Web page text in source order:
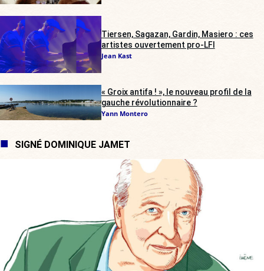
Tiersen, Sagazan, Gardin, Masiero : ces
artistes ouvertement pro-LFI
Jean Kast
« Groix antifa ! », le nouveau profil de la
gauche révolutionnaire ?
Yann Montero
SIGNÉ DOMINIQUE JAMET